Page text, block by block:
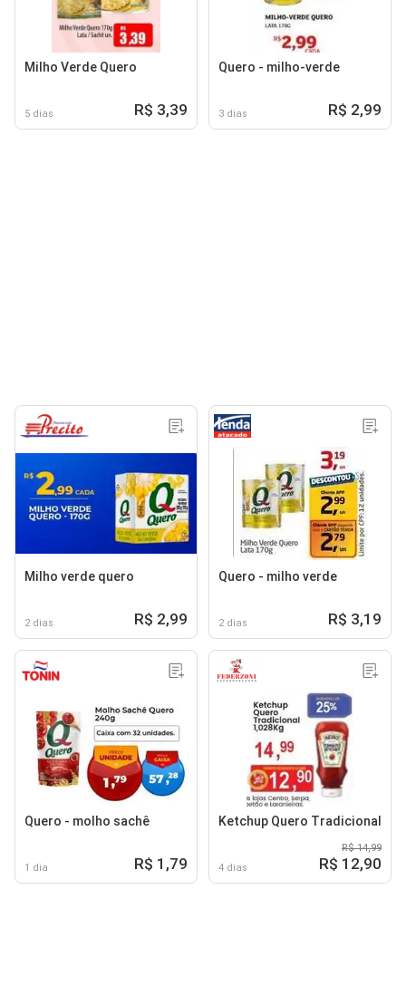
Milho Verde Quero
5 dias R$ 3,39
Quero - milho-verde
3 dias R$ 2,99
Milho verde quero
2 dias R$ 2,99
Quero - milho verde
2 dias R$ 3,19
Quero - molho sachê
1 dia R$ 1,79
Ketchup Quero Tradicional
4 dias
R$ 14,99
R$ 12,90